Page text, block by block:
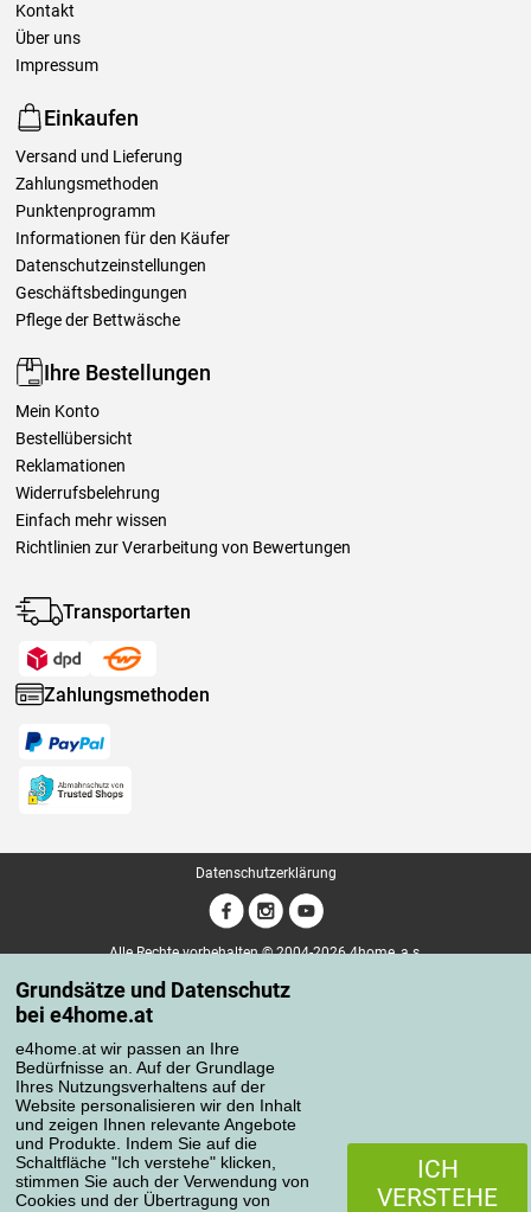
Grundsätze und Datenschutz
bei e4home.at
e4home.at wir passen an Ihre
Bedürfnisse an. Auf der Grundlage
Ihres Nutzungsverhaltens auf der
Website personalisieren wir den Inhalt
und zeigen Ihnen relevante Angebote
und Produkte. Indem Sie auf die
Schaltfläche "Ich verstehe" klicken,
stimmen Sie auch der Verwendung von
Cookies und der Übertragung von
ICH
VERSTEHE
Kontakt
Über uns
Impressum
Einkaufen
Versand und Lieferung
Zahlungsmethoden
Punktenprogramm
Informationen für den Käufer
Datenschutzeinstellungen
Geschäftsbedingungen
Pflege der Bettwäsche
Ihre Bestellungen
Mein Konto
Bestellübersicht
Reklamationen
Widerrufsbelehrung
Einfach mehr wissen
Richtlinien zur Verarbeitung von Bewertungen
Transportarten
Zahlungsmethoden
Datenschutzerklärung
Alle Rechte vorbehalten © 2004-2026 4home, a.s.